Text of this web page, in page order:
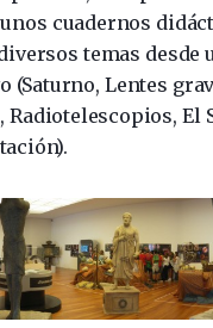
cuadernos
temas desde
(Saturno, Lentes
Radiotelescopios, El